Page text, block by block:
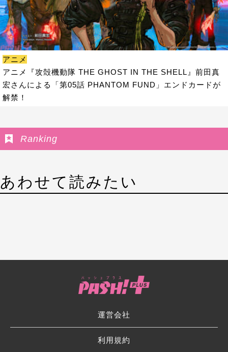
アニメ
アニメ『攻殻機動隊 THE GHOST IN THE SHELL』前田真
宏さんによる「第05話 PHANTOM FUND」エンドカードが
解禁！
Ranking
あわせて読みたい
運営会社
利用規約